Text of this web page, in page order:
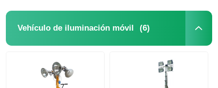
Vehículo de iluminación móvil (6)